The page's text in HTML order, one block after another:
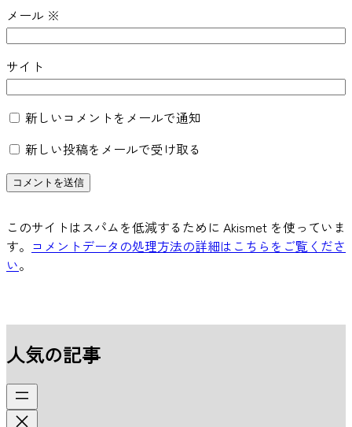
メール ※
サイト
新しいコメントをメールで通知
新しい投稿をメールで受け取る
このサイトはスパムを低減するために Akismet を使っていま
す。 コメントデータの処理方法の詳細はこちらをご覧くださ
い。
人気の記事